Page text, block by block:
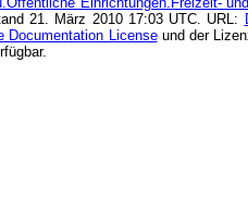
21. März 2010 17:03 UTC. URL:
Documentation Licenseund der